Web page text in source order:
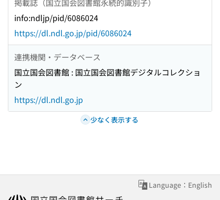
info:ndljp/pid/6086024
https://dl.ndl.go.jp/pid/6086024
連携機関・データベース
国立国会図書館 : 国立国会図書館デジタルコレクショ
ン
https://dl.ndl.go.jp
少なく表示する
Language：English